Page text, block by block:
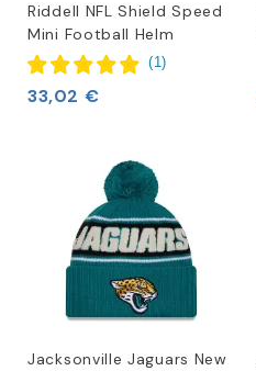
Riddell NFL Shield Speed
Mini Football Helm
(1)
33,02 €
Jacksonville Jaguars New